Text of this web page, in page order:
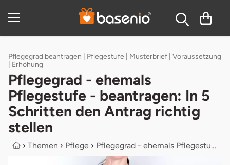
Inhaltsverzeichnis
Pflegegrad beantragen | Pflegestufe | Musterbrief | Voraussetzung
| Erhöhung
Pflegegrad - ehemals
Pflegestufe - beantragen: In 5
Schritten den Antrag richtig
stellen
› Themen › Pflege › Pflegegrad - ehemals Pflegestufe - ...